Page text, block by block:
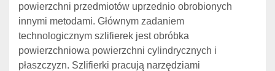
powierzchni przedmiotów uprzednio obrobionych
innymi metodami. Głównym zadaniem
technologicznym szlifierek jest obróbka
powierzchniowa powierzchni cylindrycznych i
płaszczyzn. Szlifierki pracują narzędziami